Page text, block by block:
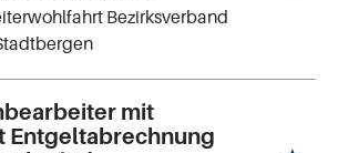
Bezirksverband
mit
Entgeltabrechnung